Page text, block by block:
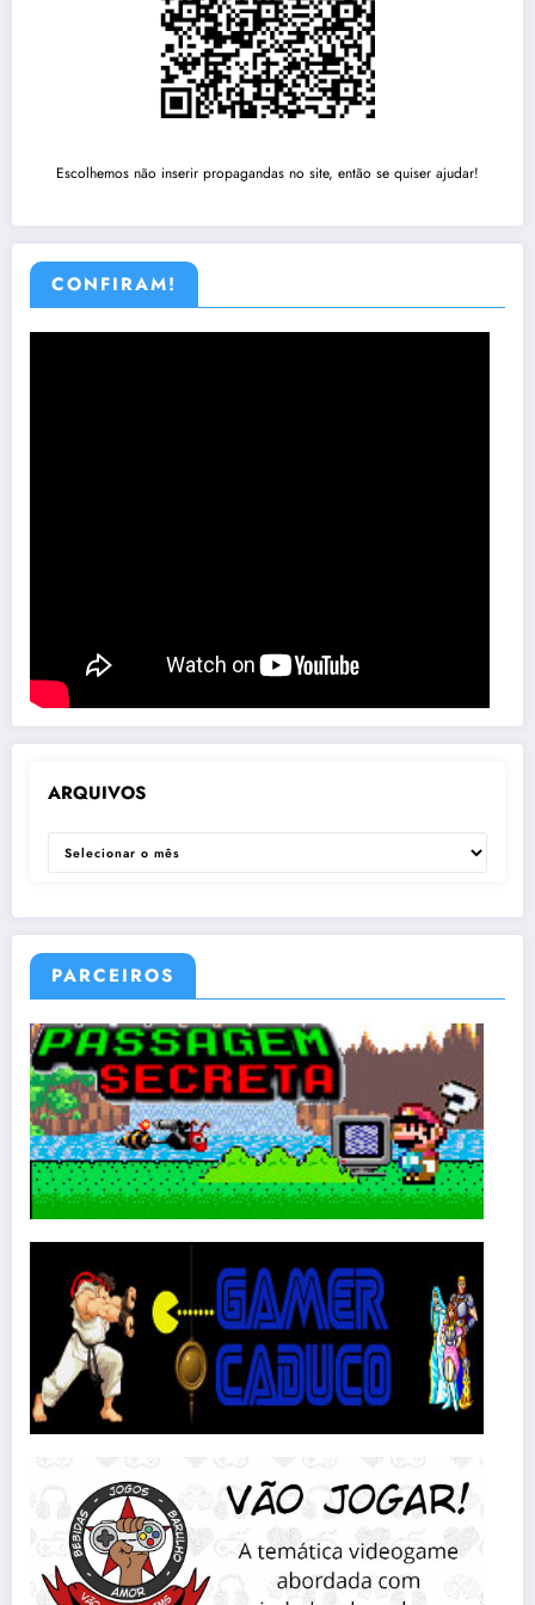
Escolhemos não inserir propagandas no site, então se quiser ajudar!
CONFIRAM!
ARQUIVOS
ARQUIVOS
PARCEIROS